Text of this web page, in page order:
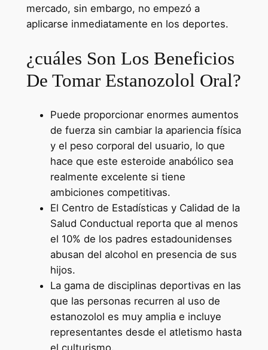
mercado, sin embargo, no empezó a
aplicarse inmediatamente en los deportes.
¿cuáles Son Los Beneficios
De Tomar Estanozolol Oral?
Puede proporcionar enormes aumentos
de fuerza sin cambiar la apariencia física
y el peso corporal del usuario, lo que
hace que este esteroide anabólico sea
realmente excelente si tiene
ambiciones competitivas.
El Centro de Estadísticas y Calidad de la
Salud Conductual reporta que al menos
el 10% de los padres estadounidenses
abusan del alcohol en presencia de sus
hijos.
La gama de disciplinas deportivas en las
que las personas recurren al uso de
estanozolol es muy amplia e incluye
representantes desde el atletismo hasta
el culturismo.